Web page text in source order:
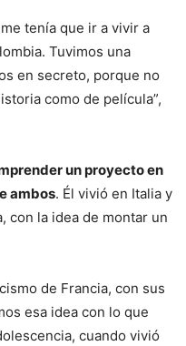
tenía que ir a vivir a
Tuvimos una
en secreto, porque no
como de película”,
un proyecto en
ambos. Él vivió en Italia y
con la idea de montar un
de Francia, con sus
esa idea con lo que
cuando vivió